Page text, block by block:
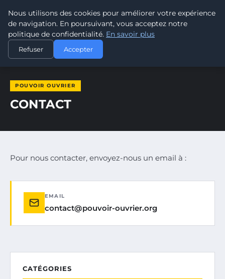
POUVOIR OUVRIER
ACCUEIL CONTACT
POUVOIR OUVRIER
CONTACT
Pour nous contacter, envoyez-nous un email à :
EMAIL
contact@pouvoir-ouvrier.org
CATÉGORIES
Nous utilisons des cookies pour améliorer votre expérience
de navigation. En poursuivant, vous acceptez notre
politique de confidentialité. En savoir plus
Refuser Accepter